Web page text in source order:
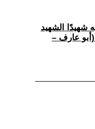
شهيدًا الشهيد
عارف –